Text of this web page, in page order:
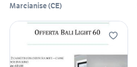
Marcianise(CE)